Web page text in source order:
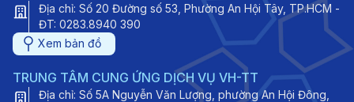
Địa chỉ: Số 20 Đường số 53, Phường An Hội Tây, TP.HCM -
ĐT: 0283.8940 390
Xem bản đồ
TRUNG TÂM CUNG ỨNG DỊCH VỤ VH-TT
Địa chỉ: Số 5A Nguyễn Văn Lượng, phường An Hội Đông,